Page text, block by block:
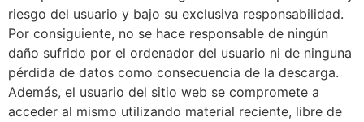
riesgo del usuario y bajo su exclusiva responsabilidad.
Por consiguiente, no se hace responsable de ningún
daño sufrido por el ordenador del usuario ni de ninguna
pérdida de datos como consecuencia de la descarga.
Además, el usuario del sitio web se compromete a
acceder al mismo utilizando material reciente, libre de